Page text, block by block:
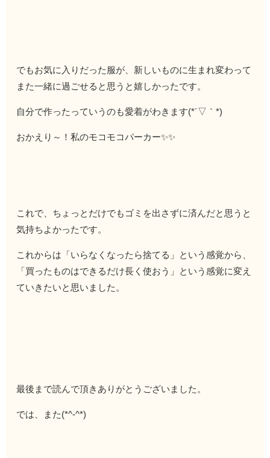
でもお気に入りだった服が、新しいものに生まれ変わって
また一緒に過ごせると思うと嬉しかったです。
自分で作ったっていうのも愛着がわきます(*´▽｀*)
おかえり～！私のモコモコパーカー✨✨
これで、ちょっとだけでもゴミを出さずに済んだと思うと
気持ちよかったです。
これからは「いらなくなったら捨てる」という感覚から、
「買ったものはできるだけ長く使おう」という感覚に変え
ていきたいと思いました。
最後まで読んで頂きありがとうございました。
では、また(*^-^*)